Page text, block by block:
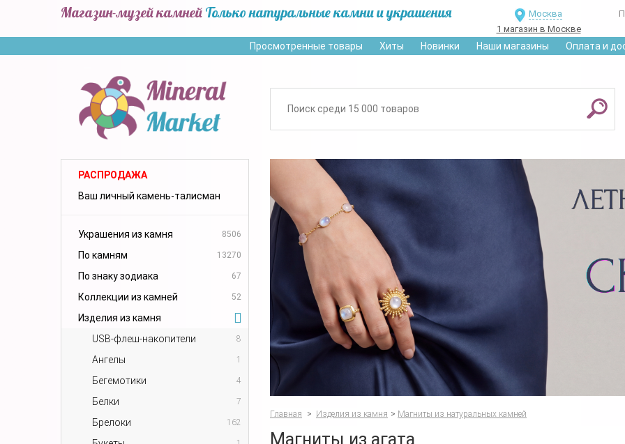
Магазин-музей камней Только натуральные камни и украшения
Москва
1 магазин в Москве
Просмотренные товары Хиты Новинки Наши магазины Оплата и
РАСПРОДАЖА
Ваш личный камень-талисман
Украшения из камня 8506
По камням 13270
По знаку зодиака 67
Коллекции из камней 52
Изделия из камня
USB-флеш-накопители
8
Ангелы 1
Бегемотики 4
Белки 7
Брелоки 162
Главная > Изделия из камня > Магниты из натуральных камней
Магниты из агата